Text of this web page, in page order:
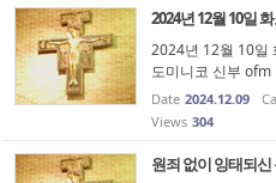
2024년 12월 10일
2024년 12월 10일
도미니코 신부
력과 영감을 불어
1년)에서 하느님의
Date 2024.12.09
Views 304
원죄 없이 잉태되